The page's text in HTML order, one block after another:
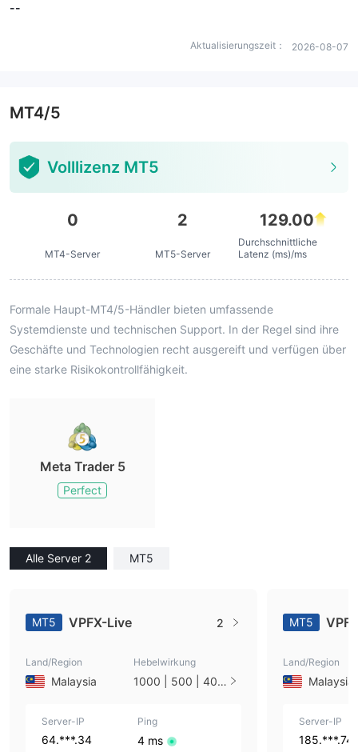
--
Aktualisierungszeit： 2026-08-07
MT4/5
Volllizenz MT5
0
MT4-Server
2
MT5-Server
129.00
Durchschnittliche
Latenz (ms)/ms
Formale Haupt-MT4/5-Händler bieten umfassende
Systemdienste und technischen Support. In der Regel sind ihre
Geschäfte und Technologien recht ausgereift und verfügen über
eine starke Risikokontrollfähigkeit.
Meta Trader 5
Perfect
Alle Server 2 MT5
MT5 VPFX-Live 2
Land/Region
Malaysia
Hebelwirkung
1000 | 500 | 400
75 | 50 | 33 | 25 |
10 | 1
Server-IP
64.***.34
Ping
4 ms
MT5
Land/Region
Malaysia
Server-IP
185.***.74